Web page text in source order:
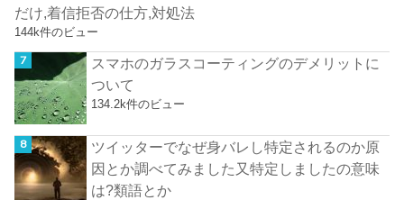
だけ,着信拒否の仕方,対処法
144k件のビュー
スマホのガラスコーティングのデメリットに
ついて
134.2k件のビュー
ツイッターでなぜ身バレし特定されるのか原
因とか調べてみました又特定しましたの意味
は?類語とか